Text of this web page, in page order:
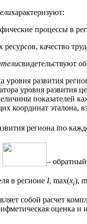
характеризуют:
процессы в
ресурсов, качество
свидетельствуют
уровня развития
уровня развития
показателей
координат эталона,
региона iпо
– обратный
в регионе I, max(xi),
собой расчет
оценка